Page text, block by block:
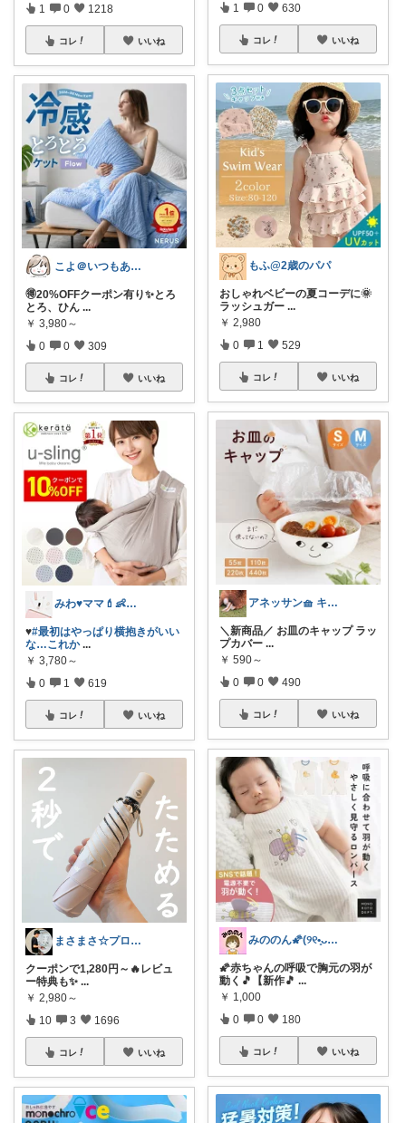
1 0 1218
コレ いいね
こよ＠いつもありがとう✨
🉐20%OFFクーポン有り✨とろ
とろ、ひん ...
￥ 3,980～
0 0 309
コレ いいね
みわ♥️ママ💄👶夏かわいい
♥️#最初はやっぱり横抱きがいい
な…これか ...
￥ 3,780～
0 1 619
コレ いいね
まさまさ☆プロフも見てね✨
クーポンで1,280円～🔥レビュ
ー特典も✨ ...
￥ 2,980～
10 3 1696
コレ いいね
1 0 630
コレ いいね
もふ@2歳のパパ
おしゃれベビーの夏コーデに🌞
ラッシュガー ...
￥ 2,980
0 1 529
コレ いいね
アネッサン🧺 キッチンと暮らしの実用品
＼新商品／ お皿のキャップ ラッ
プカバー ...
￥ 590～
0 0 490
コレ いいね
みののん🌠(୨୧•͈ᴗ•͈)感謝♡
🌠赤ちゃんの呼吸で胸元の羽が
動く🎵【新作🎵 ...
￥ 1,000
0 0 180
コレ いいね